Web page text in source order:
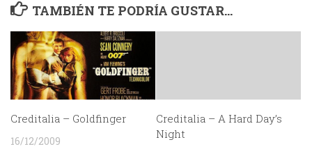
TAMBIÉN TE PODRÍA GUSTAR...
Creditalia – Goldfinger
16/12/2009
Creditalia – A Hard Day’s
Night